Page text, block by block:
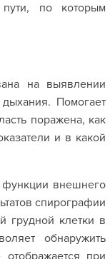
по которым
на выявлении
Помогает
поражена, как
и в какой
внешнего
спирографии
грудной клетки в
обнаружить
при